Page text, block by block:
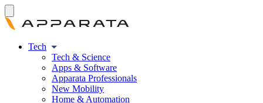
Tech
Tech & Science
Apps & Software
Apparata Professionals
New Mobility
Home & Automation